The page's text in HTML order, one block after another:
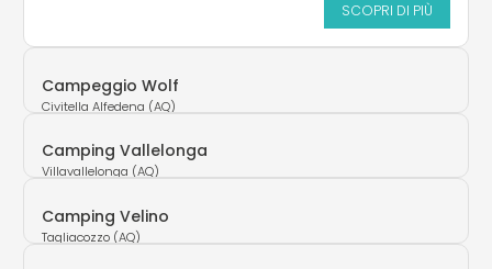
SCOPRI DI PIÙ
Campeggio Wolf
Civitella Alfedena (AQ)
Camping Vallelonga
Villavallelonga (AQ)
Camping Velino
Tagliacozzo (AQ)